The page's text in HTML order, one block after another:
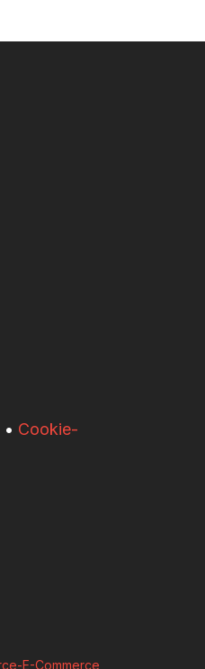
• Cookie-
E-Commerce